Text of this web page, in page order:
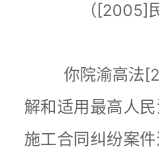
（[2005]
你院渝高法
解和适用最高人
施工合同纠纷案